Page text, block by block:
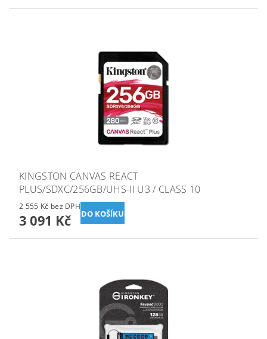
KINGSTON CANVAS REACT
PLUS/SDXC/256GB/UHS-II U3 / CLASS 10
2 555 Kč bez DPH
3 091 Kč